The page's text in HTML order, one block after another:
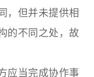
，但并未提供相
的不同之处，故
当完成协作事